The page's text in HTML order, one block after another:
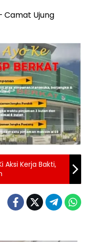
– Camat Ujung
Aksi Kerja Bakti,